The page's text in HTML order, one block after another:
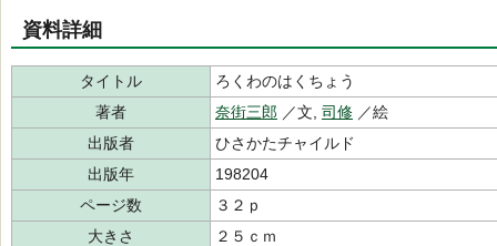
資料詳細
タイトル
ろくわのはくちょう
著者
奈街三郎 ／文, 司修 ／絵
出版者
ひさかたチャイルド
出版年
198204
ページ数
３２ｐ
大きさ
２５ｃｍ